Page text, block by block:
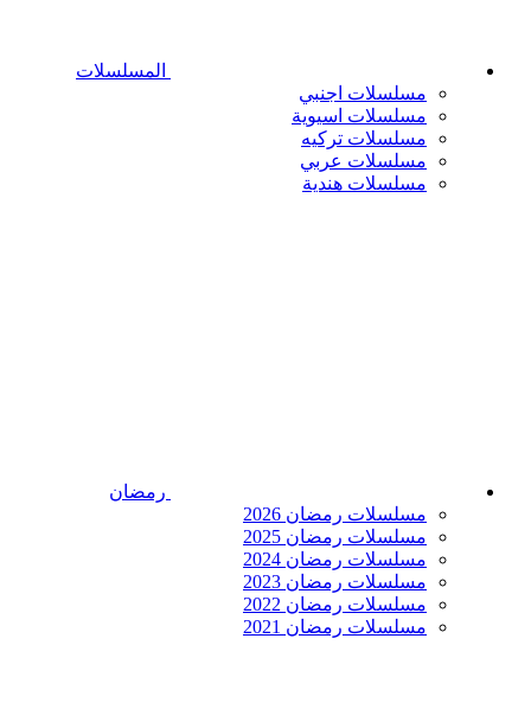
المسلسلات
مسلسلات اجنبي
مسلسلات اسيوية
مسلسلات تركيه
مسلسلات عربي
مسلسلات هندية
رمضان
مسلسلات رمضان 2026
مسلسلات رمضان 2025
مسلسلات رمضان 2024
مسلسلات رمضان 2023
مسلسلات رمضان 2022
مسلسلات رمضان 2021